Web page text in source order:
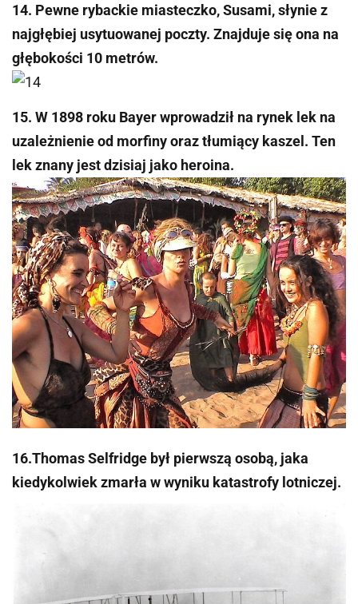
14. Pewne rybackie miasteczko, Susami, słynie z
najgłębiej usytuowanej poczty. Znajduje się ona na
głębokości 10 metrów.
15. W 1898 roku Bayer wprowadził na rynek lek na
uzależnienie od morfiny oraz tłumiący kaszel. Ten
lek znany jest dzisiaj jako heroina.
16.Thomas Selfridge był pierwszą osobą, jaka
kiedykolwiek zmarła w wyniku katastrofy lotniczej.